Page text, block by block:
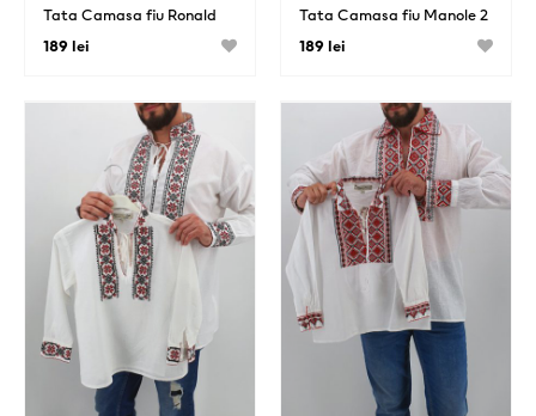
Tata Camasa fiu Ronald
189 lei
Tata Camasa fiu Manole 2
189 lei